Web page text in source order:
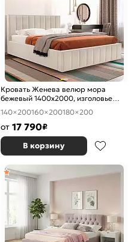
Кровать Женева велюр мора
бежевый 1400x2000, изголовье
мягкое
140×200160×200180×200
от 17 790₽
В корзину